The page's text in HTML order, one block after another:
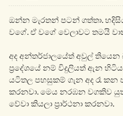
ඔන්න මැරතන් පටන් ගත්තා.
වගේ. ඒ වගේ වෙලාවට තමයි
අද අන්තර්ජාලයේත් අවුල් තියෙන
ප්‍රදේශයේ නම් විදුලියත් ඇන
යටිතල පහසුකම් ගැන අද රෑ
කරනවා. මෙය නරඹන වගකිව
වේවා කියලා ප්‍රාර්ථනා කරනවා.